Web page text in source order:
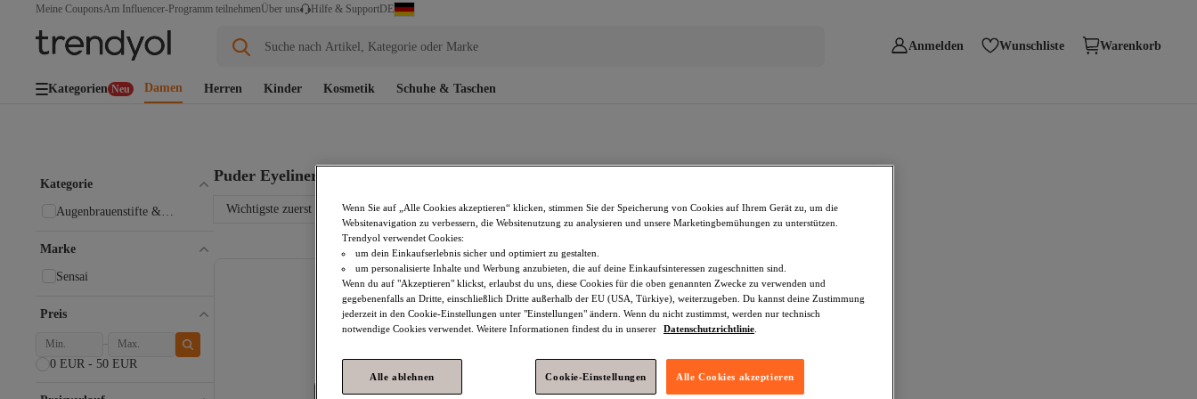
Meine CouponsAm Influencer-Programm teilnehmenÜber uns Hilfe & SupportDE
Suche nach Artikel, Kategorie oder Marke Anmelden Wunschliste Warenkorb
Kategorien Neu Damen Herren Kinder Kosmetik Schuhe & Taschen
Puder Eyeliner
Wichtigste zuerst
Kategorie
Augenbrauenstifte &
Marke
Sensai
Preis
0 EUR - 50 EUR
Wenn Sie auf „Alle Cookies akzeptieren“ klicken, stimmen Sie der Speicherung von Cookies auf Ihrem Gerät zu, um die
Websitenavigation zu verbessern, die Websitenutzung zu analysieren und unsere Marketingbemühungen zu unterstützen.
Trendyol verwendet Cookies:
um dein Einkaufserlebnis sicher und optimiert zu gestalten.
um personalisierte Inhalte und Werbung anzubieten, die auf deine Einkaufsinteressen zugeschnitten sind.
Wenn du auf "Akzeptieren" klickst, erlaubst du uns, diese Cookies für die oben genannten Zwecke zu verwenden und
gegebenenfalls an Dritte, einschließlich Dritte außerhalb der EU (USA, Türkiye), weiterzugeben. Du kannst deine Zustimmung
jederzeit in den Cookie-Einstellungen unter "Einstellungen" ändern. Wenn du nicht zustimmst, werden nur technisch
notwendige Cookies verwendet. Weitere Informationen findest du in unserer
Datenschutzrichtlinie
Alle ablehnen Cookie-Einstellungen Alle Cookies akzeptieren